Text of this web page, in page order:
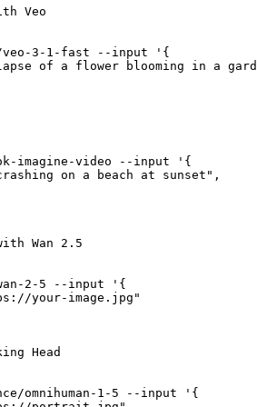
Veo
veo-3-1-fast --input '{
of a flower blooming in a
imagine-video --input '{
on a beach at sunset",
Wan 2.5
2-5 --input '{
your-image.jpg"
Head
omnihuman-1-5 --input '{